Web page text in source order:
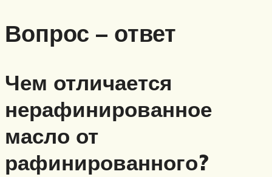
Вопрос – ответ
Чем отличается
нерафинированное
масло от
рафинированного?